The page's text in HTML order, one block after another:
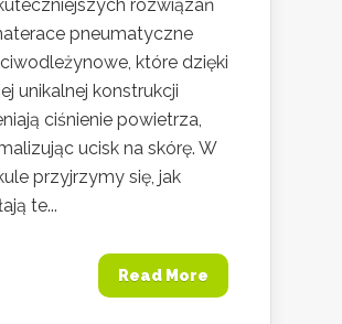
rozwiązań
pneumatyczne
które dzięki
unikalnej konstrukcji
ciśnienie powietrza,
ucisk na skórę. W
przyjrzymy się, jak
te...
Read More